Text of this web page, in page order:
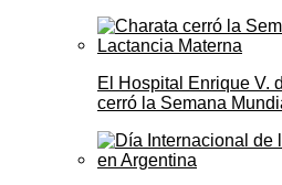
El Hospital Enrique V.
cerró la Semana